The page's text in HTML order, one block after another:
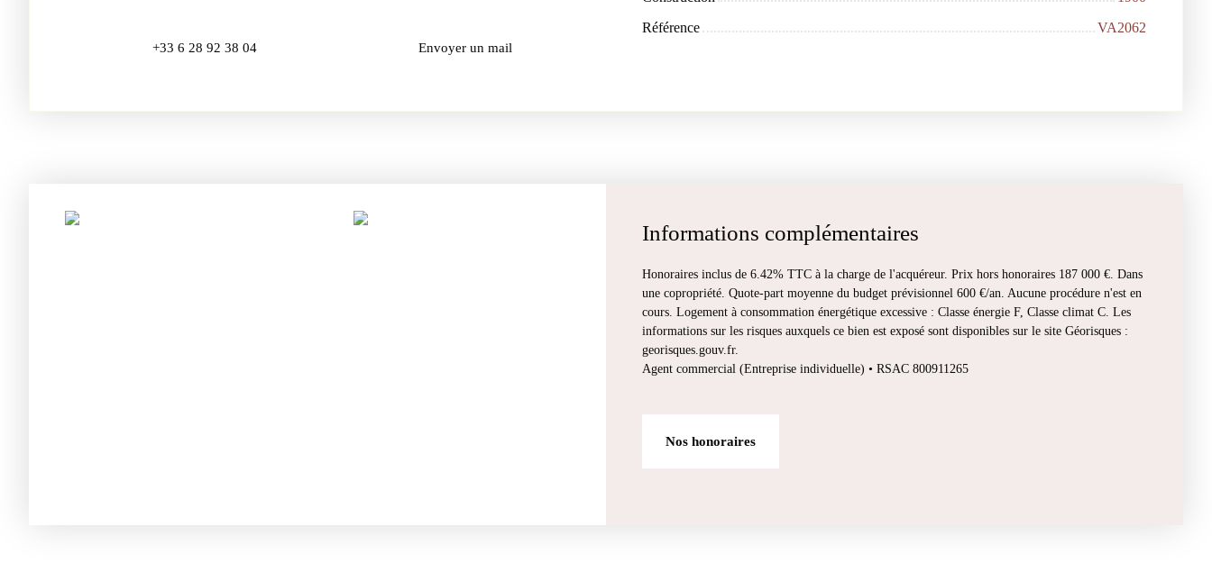
+33 6 28 92 38 04 Envoyer un mail
Référence
VA2062
Informations complémentaires
Honoraires inclus de 6.42% TTC à la charge de l'acquéreur. Prix hors honoraires 187 000 €. Dans
une copropriété. Quote-part moyenne du budget prévisionnel 600 €/an. Aucune procédure n'est en
cours. Logement à consommation énergétique excessive : Classe énergie F, Classe climat C. Les
informations sur les risques auxquels ce bien est exposé sont disponibles sur le site Géorisques :
georisques.gouv.fr.
Agent commercial (Entreprise individuelle) • RSAC 800911265
Nos honoraires